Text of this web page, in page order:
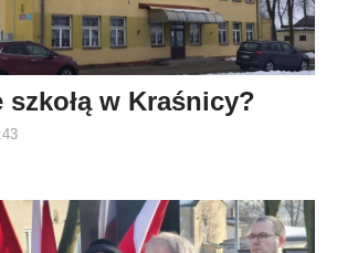
szkołą w Kraśnicy?